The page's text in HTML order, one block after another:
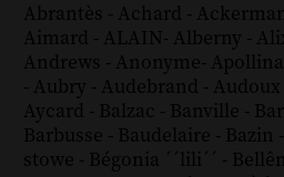
Abrantès - Achard -
Aimard - ALAIN- Alberny -
Andrews - Anonyme-
- Aubry - Audebrand - Audoux
Aycard - Balzac - Banville -
Barbusse - Baudelaire - Bazin -
stowe - Bégonia ´´lili´´ -